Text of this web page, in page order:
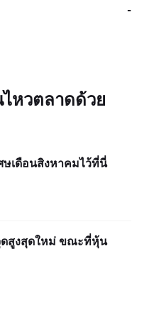
-
หวตลาดด้วย
ษเดือนสิงหาคมไว้ที่นี่
สูงสุดใหม่ ขณะที่หุ้น